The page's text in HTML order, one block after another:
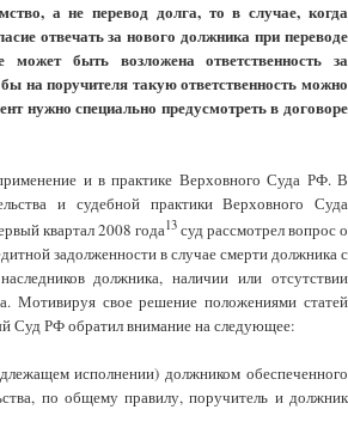
а не перевод долга, то в случае, когда
отвечать за нового должника при переводе
может быть возложена ответственность за
на поручителя такую ответственность можно
нужно специально предусмотреть в договоре
и в практике Верховного Суда РФ. В
и судебной практики Верховного Суда
квартал 2008 года13 суд рассмотрел вопрос о
задолженности в случае смерти должника с
должника, наличии или отсутствии
Мотивируя свое решение положениями статей
Суд РФ обратил внимание на следующее:
исполнении) должником обеспеченного
по общему правилу, поручитель и должник